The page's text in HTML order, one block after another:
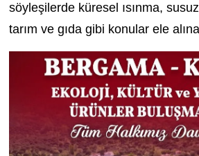
söyleşilerde küresel ısınma,
tarım ve gıda gibi konular ele